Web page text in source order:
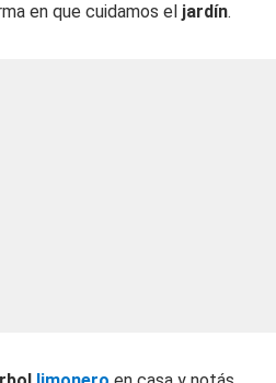
en que cuidamos el jardín.